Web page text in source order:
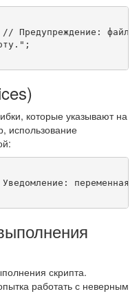
// Предупреждение: файл
;
которые указывают на
использование
переменная
скрипта.
работать с неверным